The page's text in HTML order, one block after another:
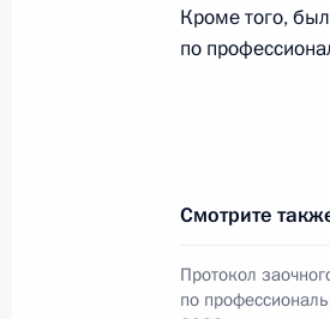
30 ноября 2021
Кроме того,
по
Смотрите
Протокол
по